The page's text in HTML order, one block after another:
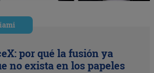
por qué la fusión ya
no exista en los papeles